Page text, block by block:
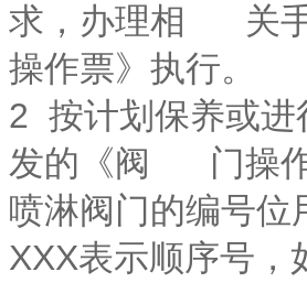
求，办理相 关手
操作票》执行。
2 按计划保养或进
发的《阀 门操作
喷淋阀门的编号位
XXX表示顺序号，